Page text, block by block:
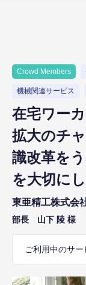
Crowd Members
機械関連サービス
在宅ワー
拡大のチ
識改革を
を大切に
東亜精工株式会
部長 ⼭下 陵 様
ご利用中のサー